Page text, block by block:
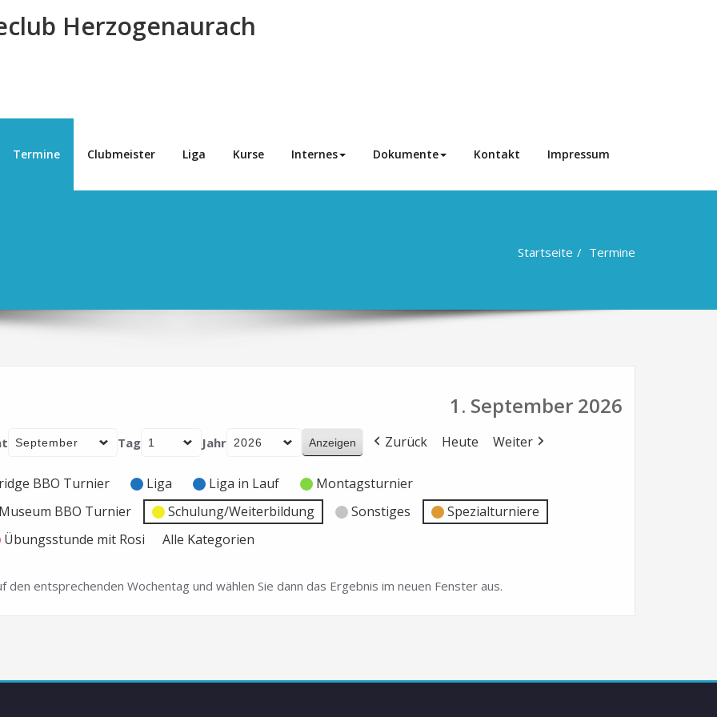
Herzogenaurach
Termine Clubmeister Liga Kurse Internes Dokumente Kontakt Impressum
Startseite Termine
1. September 2026
Tag Jahr Zurück Heute Weiter
BBO Turnier Liga Liga in Lauf
Montagsturnier
BBO Turnier
Schulung/Weiterbildung Sonstiges
Spezialturniere
Übungsstunde mit Rosi Alle Kategorien
den entsprechenden Wochentag und wählen Sie dann das Ergebnis im neuen Fenster aus.